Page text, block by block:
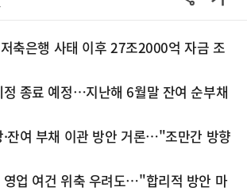
축은행 사태 이후 27조2000억 자금 조
정 종료 예정…지난해 6월말 잔여 순부채
잔여 부채 이관 방안 거론…"조만간 방향
영업 여건 위축 우려도…"합리적 방안 마